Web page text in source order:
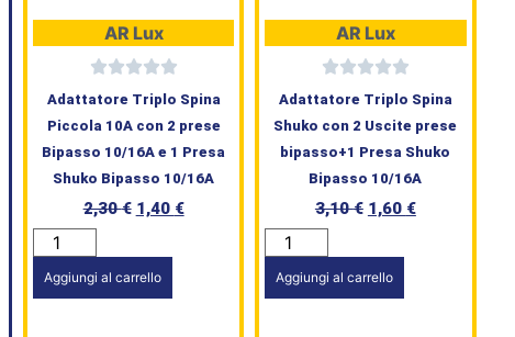
AR Lux
Adattatore Triplo Spina
Piccola 10A con 2 prese
Bipasso 10/16A e 1 Presa
Shuko Bipasso 10/16A
2,30€ 1,40 €
Aggiungi al carrello
AR Lux
Adattatore Triplo Spina
Shuko con 2 Uscite prese
bipasso+1 Presa Shuko
Bipasso 10/16A
3,10€ 1,60 €
Aggiungi al carrello